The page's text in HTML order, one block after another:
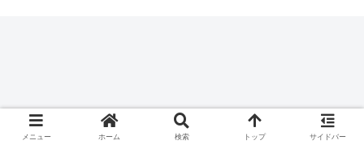
メニュー ホーム 検索 トップ サイドバー